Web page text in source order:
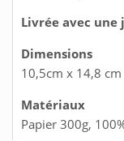
Livrée avec
Dimensions
10,5cm x 14,8 cm
Matériaux
Papier 300g,